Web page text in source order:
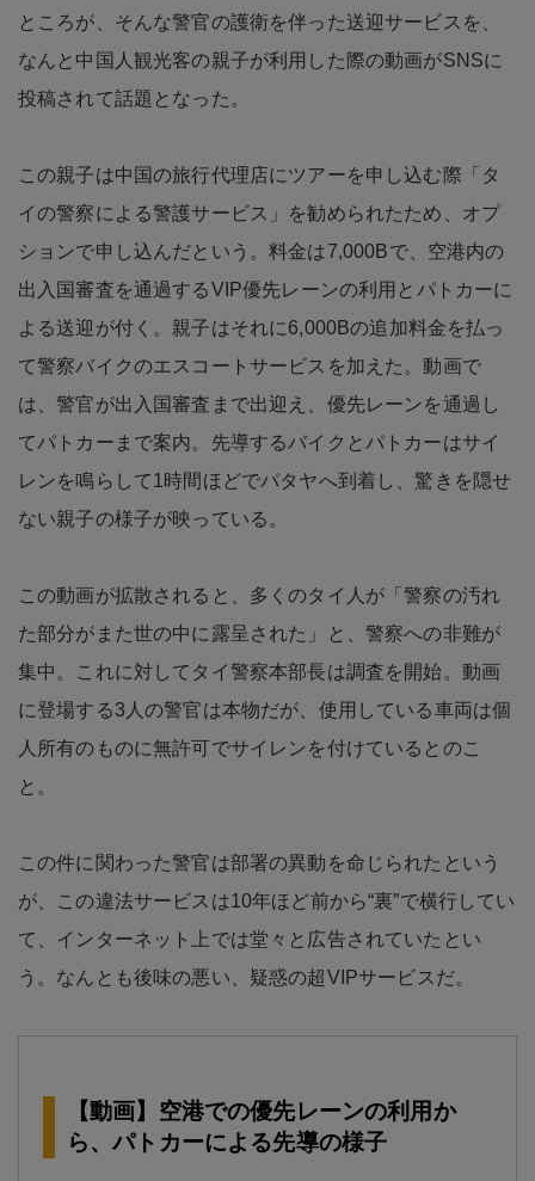
ところが、そんな警官の護衛を伴った送迎サービスを、
なんと中国人観光客の親子が利用した際の動画がSNSに
投稿されて話題となった。
この親子は中国の旅行代理店にツアーを申し込む際「タ
イの警察による警護サービス」を勧められたため、オプ
ションで申し込んだという。料金は7,000Bで、空港内の
出入国審査を通過するVIP優先レーンの利用とパトカーに
よる送迎が付く。親子はそれに6,000Bの追加料金を払っ
て警察バイクのエスコートサービスを加えた。動画で
は、警官が出入国審査まで出迎え、優先レーンを通過し
てパトカーまで案内。先導するバイクとパトカーはサイ
レンを鳴らして1時間ほどでパタヤへ到着し、驚きを隠せ
ない親子の様子が映っている。
この動画が拡散されると、多くのタイ人が「警察の汚れ
た部分がまた世の中に露呈された」と、警察への非難が
集中。これに対してタイ警察本部長は調査を開始。動画
に登場する3人の警官は本物だが、使用している車両は個
人所有のものに無許可でサイレンを付けているとのこ
と。
この件に関わった警官は部署の異動を命じられたという
が、この違法サービスは10年ほど前から“裏”で横行してい
て、インターネット上では堂々と広告されていたとい
う。なんとも後味の悪い、疑惑の超VIPサービスだ。
【動画】空港での優先レーンの利用か
ら、パトカーによる先導の様子